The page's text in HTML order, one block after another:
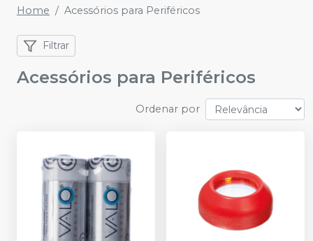
Home Acessórios para Periféricos
Filtrar
Acessórios para Periféricos
Ordenar por